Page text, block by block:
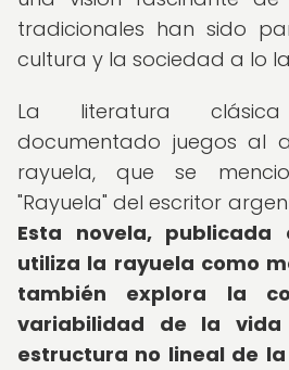
tradicionales han sido
cultura y la sociedad a lo
La literatura
documentado juegos al
rayuela, que se
"Rayuela" del escritor
Esta novela, publicada
utiliza la rayuela como
también explora la
variabilidad de la
estructura no lineal de